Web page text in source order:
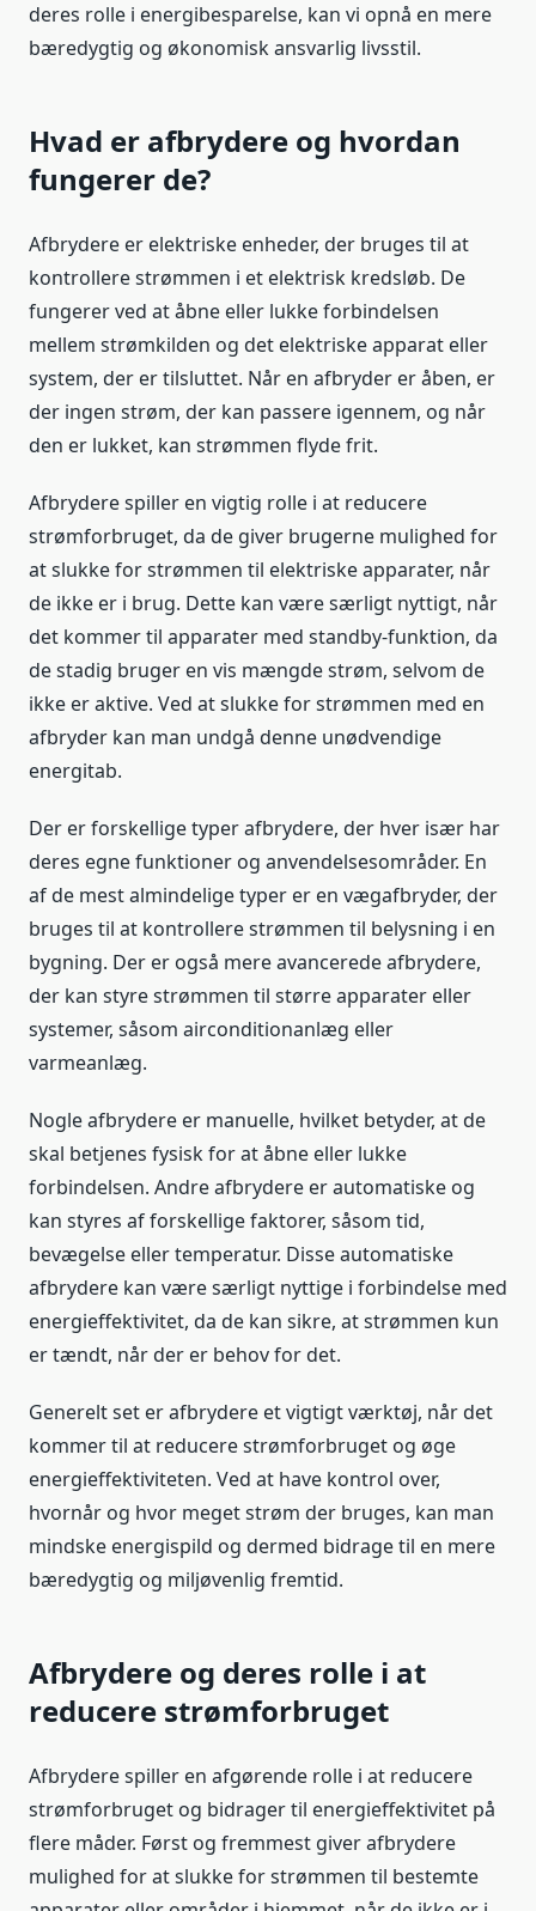
deres rolle i energibesparelse, kan vi opnå en mere
bæredygtig og økonomisk ansvarlig livsstil.
Hvad er afbrydere og hvordan
fungerer de?
Afbrydere er elektriske enheder, der bruges til at
kontrollere strømmen i et elektrisk kredsløb. De
fungerer ved at åbne eller lukke forbindelsen
mellem strømkilden og det elektriske apparat eller
system, der er tilsluttet. Når en afbryder er åben, er
der ingen strøm, der kan passere igennem, og når
den er lukket, kan strømmen flyde frit.
Afbrydere spiller en vigtig rolle i at reducere
strømforbruget, da de giver brugerne mulighed for
at slukke for strømmen til elektriske apparater, når
de ikke er i brug. Dette kan være særligt nyttigt, når
det kommer til apparater med standby-funktion, da
de stadig bruger en vis mængde strøm, selvom de
ikke er aktive. Ved at slukke for strømmen med en
afbryder kan man undgå denne unødvendige
energitab.
Der er forskellige typer afbrydere, der hver især har
deres egne funktioner og anvendelsesområder. En
af de mest almindelige typer er en vægafbryder, der
bruges til at kontrollere strømmen til belysning i en
bygning. Der er også mere avancerede afbrydere,
der kan styre strømmen til større apparater eller
systemer, såsom airconditionanlæg eller
varmeanlæg.
Nogle afbrydere er manuelle, hvilket betyder, at de
skal betjenes fysisk for at åbne eller lukke
forbindelsen. Andre afbrydere er automatiske og
kan styres af forskellige faktorer, såsom tid,
bevægelse eller temperatur. Disse automatiske
afbrydere kan være særligt nyttige i forbindelse med
energieffektivitet, da de kan sikre, at strømmen kun
er tændt, når der er behov for det.
Generelt set er afbrydere et vigtigt værktøj, når det
kommer til at reducere strømforbruget og øge
energieffektiviteten. Ved at have kontrol over,
hvornår og hvor meget strøm der bruges, kan man
mindske energispild og dermed bidrage til en mere
bæredygtig og miljøvenlig fremtid.
Afbrydere og deres rolle i at
reducere strømforbruget
Afbrydere spiller en afgørende rolle i at reducere
strømforbruget og bidrager til energieffektivitet på
flere måder. Først og fremmest giver afbrydere
mulighed for at slukke for strømmen til bestemte